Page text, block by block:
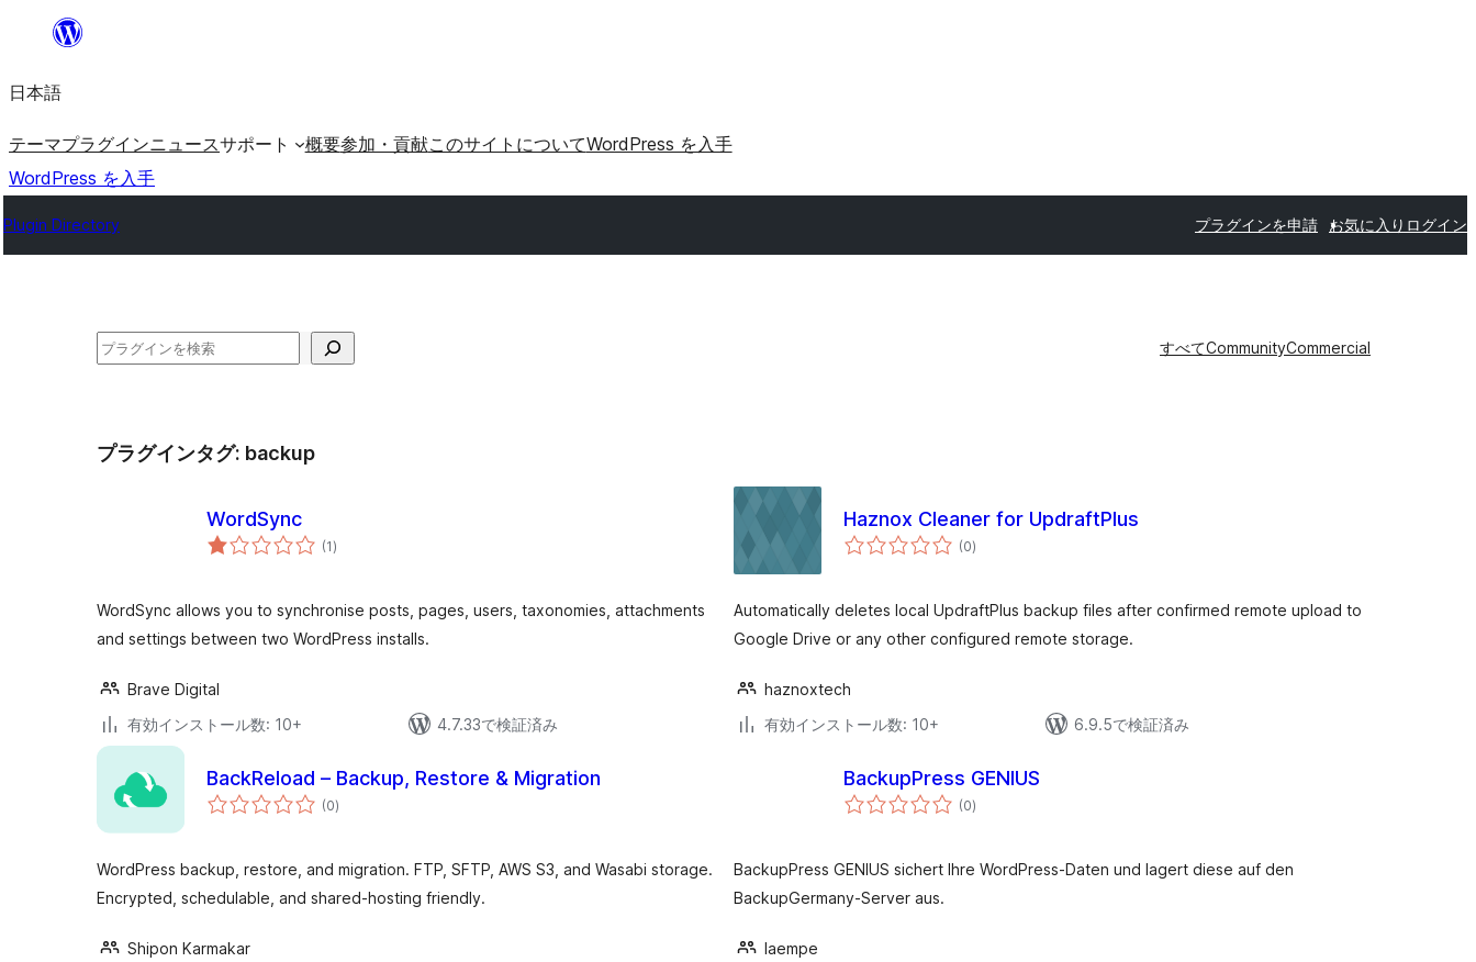
を
ッ
プ
日本語
テーマプラグインニュースサポート 概要参加・貢献このサイトについてWordPress を入手
WordPress を入手
Plugin Directory プラグインを申請 お気に入り ログイン
検
すべてCommunityCommercial
プラグインタグ: backup
WordSync
(1個
の)
WordSync allows you to synchronise posts, pages, users, taxonomies, attachments
and settings between two WordPress installs.
Brave Digital
有効インストール数: 10+
4.7.33で検証済み
Haznox Cleaner for UpdraftPlus
(0個
の)
Automatically deletes local UpdraftPlus backup files after confirmed remote upload to
Google Drive or any other configured remote storage.
haznoxtech
有効インストール数: 10+
6.9.5で検証済み
BackReload – Backup, Restore & Migration
(0個
の)
WordPress backup, restore, and migration. FTP, SFTP, AWS S3, and Wasabi storage.
Encrypted, schedulable, and shared-hosting friendly.
Shipon Karmakar
BackupPress GENIUS
(0個
の)
BackupPress GENIUS sichert Ihre WordPress-Daten und lagert diese auf den
BackupGermany-Server aus.
laempe